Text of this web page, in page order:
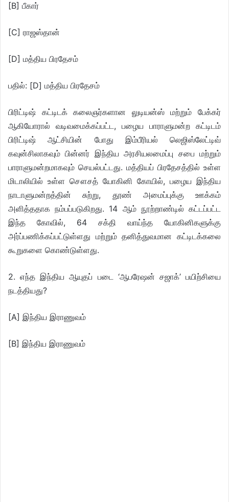
[B] பீகார்
[C] ராஜஸ்தான்
[D] மத்திய பிரதேசம்
பதில்: [D] மத்திய பிரதேசம்
பிரிட்டிஷ் கட்டிடக் கலைஞர்களான லுடியன்ஸ் மற்றும் பேக்கர்
ஆகியோரால் வடிவமைக்கப்பட்ட, பழைய பாராளுமன்ற கட்டிடம்
பிரிட்டிஷ் ஆட்சியின் போது இம்பீரியல் லெஜிஸ்லேட்டிவ்
கவுன்சிலாகவும் பின்னர் இந்திய அரசியலமைப்பு சபை மற்றும்
பாராளுமன்றமாகவும் செயல்பட்டது. மத்தியப் பிரதேசத்தில் உள்ள
மிடாலியில் உள்ள சௌசத் யோகினி கோயில், பழைய இந்திய
நாடாளுமன்றத்தின் சுற்று, தூண் அமைப்புக்கு ஊக்கம்
அளித்ததாக நம்பப்படுகிறது. 14 ஆம் நூற்றாண்டில் கட்டப்பட்ட
இந்த கோவில், 64 சக்தி வாய்ந்த யோகினிகளுக்கு
அர்ப்பணிக்கப்பட்டுள்ளது மற்றும் தனித்துவமான கட்டிடக்கலை
கூறுகளை கொண்டுள்ளது.
2. எந்த இந்திய ஆயுதப் படை ‘ஆபரேஷன் சஜாக்’ பயிற்சியை
நடத்தியது?
[A] இந்திய இராணுவம்
[B] இந்திய இராணுவம்